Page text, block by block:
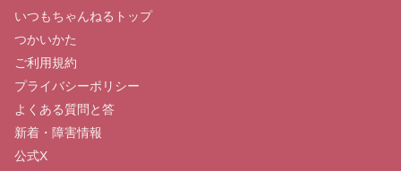
いつもちゃんねるトップ
つかいかた
ご利用規約
プライバシーポリシー
よくある質問と答
新着・障害情報
公式X